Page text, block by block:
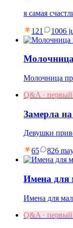
я самая
121 1006
Молочница
Q&A ·
Замерла на
Девушки
65 826
Имена для
Имена для
Q&A ·